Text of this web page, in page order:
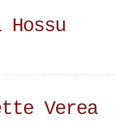
Hossu
Verea